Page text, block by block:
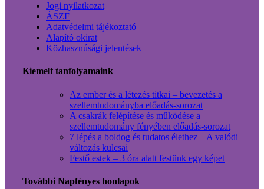
Jogi nyilatkozat
ÁSZF
Adatvédelmi tájékoztató
Alapító okirat
Közhasznúsági jelentések
Kiemelt tanfolyamaink
Az ember és a létezés titkai – bevezetés a
szellemtudományba előadás-sorozat
A csakrák felépítése és működése a
szellemtudomány fényében előadás-sorozat
7 lépés a boldog és tudatos élethez – A valódi
változás kulcsai
Festő estek – 3 óra alatt festünk egy képet
További Napfényes honlapok